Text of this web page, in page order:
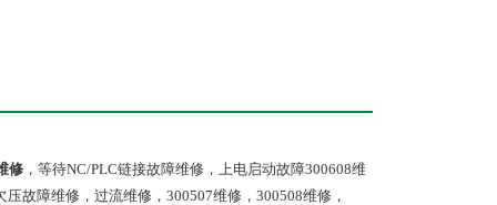
修 ，等待NC/PLC链接故障维修，上电启动故障300608维
故障维修，过流维修，300507维修，300508维修，